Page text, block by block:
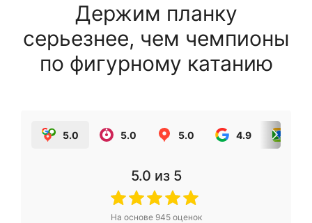
Держим планку
серьезнее, чем чемпионы
по фигурному катанию
5.0 5.0 5.0 4.9
5.0 из 5
На основе 945оценок